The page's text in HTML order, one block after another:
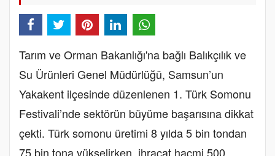
Tarım ve Orman Bakanlığı'na bağlı Balıkçılık ve
Su Ürünleri Genel Müdürlüğü, Samsun’un
Yakakent ilçesinde düzenlenen 1. Türk Somonu
Festivali’nde sektörün büyüme başarısına dikkat
çekti. Türk somonu üretimi 8 yılda 5 bin tondan
75 bin tona yükselirken, ihracat hacmi 500